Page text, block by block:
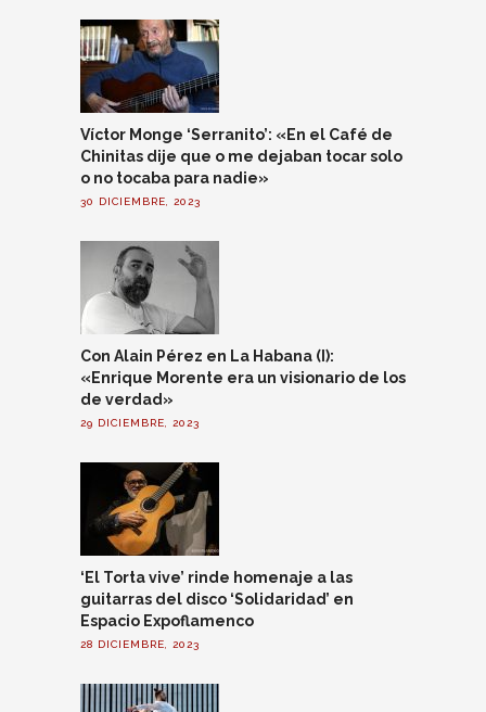
Víctor Monge ‘Serranito’: «En el Café de
Chinitas dije que o me dejaban tocar solo
o no tocaba para nadie»
30 DICIEMBRE, 2023
Con Alain Pérez en La Habana (I):
«Enrique Morente era un visionario de los
de verdad»
29 DICIEMBRE, 2023
‘El Torta vive’ rinde homenaje a las
guitarras del disco ‘Solidaridad’ en
Espacio Expoflamenco
28 DICIEMBRE, 2023